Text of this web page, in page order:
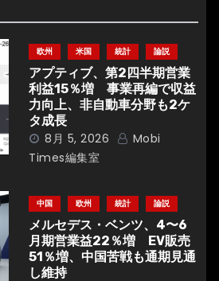
欧州 米国 統計 論説
アプティブ、第2四半期営業
利益15％増 事業再編で収益
力向上、非自動車分野も2ケ
タ成長
8月 5, 2026
Mobi
Times編集室
中国 欧州 統計 論説
メルセデス・ベンツ、4〜6
月期営業益22％増 EV販売
51％増、中国苦戦も通期見通
し維持